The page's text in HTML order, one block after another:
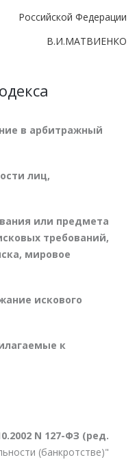
Российской Федерации
В.И.МАТВИЕНКО
в арбитражный
лиц,
или предмета
требований,
мировое
искового
к
N 127-ФЗ (ред.
(банкротстве)"